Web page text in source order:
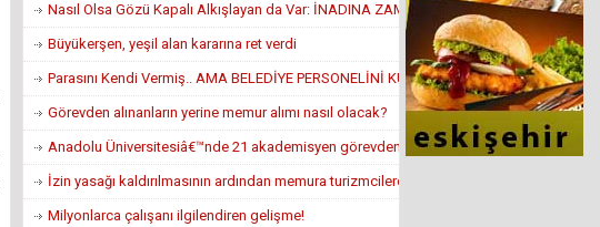
Nasıl Olsa Gözü Kapalı Alkışlayan da Var: İNADINA ZAM YAPTI
Büyükerşen, yeşil alan kararına ret verdi
Parasını Kendi Vermiş.. AMA BELEDİYE PERSONELİNİ KULLANMIŞ
Görevden alınanların yerine memur alımı nasıl olacak?
Anadolu Üniversitesiâ€™nde 21 akademisyen görevden alındı
İzin yasağı kaldırılmasının ardından memura turizmcilerden iyi haber geldi
Milyonlarca çalışanı ilgilendiren gelişme!